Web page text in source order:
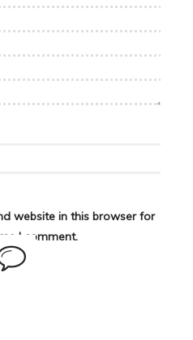
website in this browser for
I comment.